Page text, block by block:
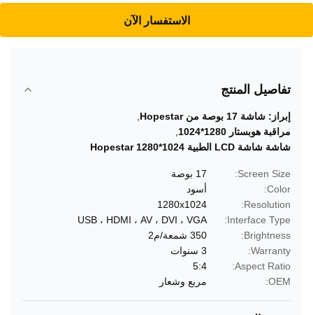
الاستفسار الآن
تفاصيل المنتج
إبراز: شاشة 17 بوصة من Hopestar
مراقبة هوبستار 1280*1024
شاشة شاشة LCD الطبية Hopestar 1280*1024
Screen Size:
17 بوصة
Color:
أسود
Resolution:
1280x1024
Interface Type:
USB ، HDMI ، AV ، DVI ، VGA
Brightness:
350 شمعة/م2
Warranty:
3 سنوات
Aspect Ratio:
5:4
OEM:
مربع وشعار